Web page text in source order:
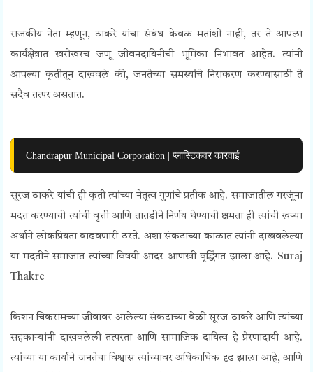
राजकीय नेता म्हणून, ठाकरे यांचा संबंध केवळ मतांशी नाही, तर ते आपला
कार्यक्षेत्रात खरोखरच जणू जीवनदायिनीची भूमिका निभावत आहेत. त्यांनी
आपल्या कृतीतून दाखवले की, जनतेच्या समस्यांचे निराकरण करण्यासाठी ते
सदैव तत्पर असतात.
Chandrapur Municipal Corporation | प्लास्टिकवर कारवाई
सूरज ठाकरे यांची ही कृती त्यांच्या नेतृत्व गुणांचे प्रतीक आहे. समाजातील गरजूंना
मदत करण्याची त्यांची वृत्ती आणि तातडीने निर्णय घेण्याची क्षमता ही त्यांची खऱ्या
अर्थाने लोकप्रियता वाढवणारी ठरते. अशा संकटाच्या काळात त्यांनी दाखवलेल्या
या मदतीने समाजात त्यांच्या विषयी आदर आणखी वृद्धिंगत झाला आहे. Suraj
Thakre
किशन चिकरामच्या जीवावर आलेल्या संकटाच्या वेळी सूरज ठाकरे आणि त्यांच्या
सहकाऱ्यांनी दाखवलेली तत्परता आणि सामाजिक दायित्व हे प्रेरणादायी आहे.
त्यांच्या या कार्याने जनतेचा विश्वास त्यांच्यावर अधिकाधिक दृढ झाला आहे, आणि